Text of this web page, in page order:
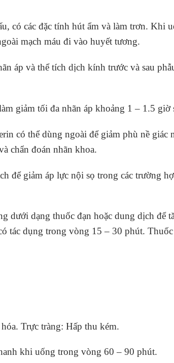
có các đặc tính hút ẩm và làm trơn. Khi
mạch máu đi vào huyết tương.
áp và thể tích dịch kính trước và sau
giảm tối đa nhãn áp khoảng 1 – 1.5
có thể dùng ngoài để giảm phù nề giác
chẩn đoán nhãn khoa.
để giảm áp lực nội sọ trong các trường
dưới dạng thuốc đạn hoặc dung dịch để
tác dụng trong vòng 15 – 30 phút.
Trực tràng: Hấp thu kém.
khi uống trong vòng 60 – 90 phút.